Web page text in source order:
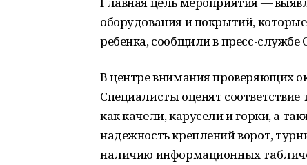
оборудования и покрытий,
ребенка, сообщили в пресс-службе
В центре внимания проверяющих
Специалисты оценят
как качели, карусели и горки, а
надежность креплений ворот,
наличию информационных